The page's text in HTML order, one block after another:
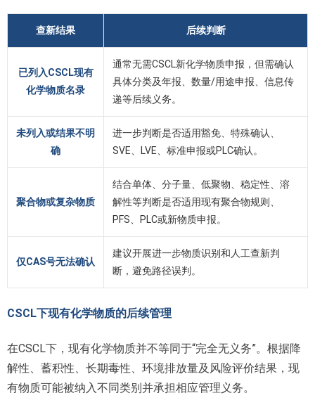
查新结果 后续判断
已列入CSCL现有
化学物质名录
通常无需CSCL新化学物质申报，但需确认
具体分类及年报、数量/用途申报、信息传
递等后续义务。
未列入或结果不明
确
进一步判断是否适用豁免、特殊确认、
SVE、LVE、标准申报或PLC确认。
聚合物或复杂物质
结合单体、分子量、低聚物、稳定性、溶
解性等判断是否适用现有聚合物规则、
PFS、PLC或新物质申报。
仅CAS号无法确认
建议开展进一步物质识别和人工查新判
断，避免路径误判。
CSCL下现有化学物质的后续管理
在CSCL下，现有化学物质并不等同于“完全无义务”。根据降
解性、蓄积性、长期毒性、环境排放量及风险评价结果，现
有物质可能被纳入不同类别并承担相应管理义务。